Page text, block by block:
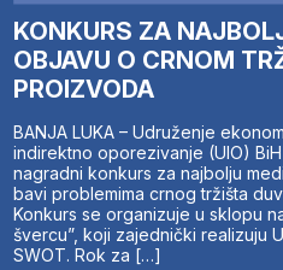
KONKURS ZA
OBJAVU O CRNOM
PROIZVODA
BANJA LUKA – Udruženje
indirektno oporezivanje (UIO)
nagradni konkurs za najbolju
bavi problemima crnog tržišta
Konkurs se organizuje u sklopu
švercu”, koji zajednički realizuju
SWOT. Rok za […]